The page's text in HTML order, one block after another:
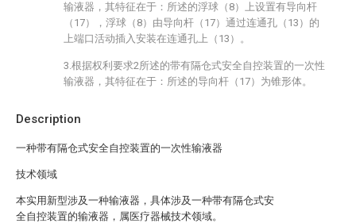
Description
一种带有隔仓式安全自控装置的一次性输液器
技术领域
本实用新型涉及一种输液器，具体涉及一种带有隔仓式安
全自控装置的输液器，属医疗器械技术领域。
输液器，其特征在于：所述的浮球（8）上设置有导向杆
（17），浮球（8）由导向杆（17）通过连通孔（13）的
上端口活动插入安装在连通孔上（13）。
3.根据权利要求2所述的带有隔仓式安全自控装置的一次性
输液器，其特征在于：所述的导向杆（17）为锥形体。